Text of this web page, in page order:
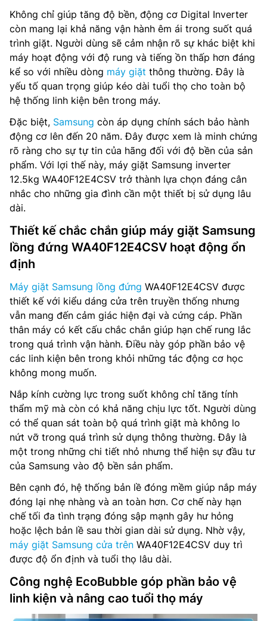
Không chỉ giúp tăng độ bền, động cơ Digital Inverter
còn mang lại khả năng vận hành êm ái trong suốt quá
trình giặt. Người dùng sẽ cảm nhận rõ sự khác biệt khi
máy hoạt động với độ rung và tiếng ồn thấp hơn đáng
kể so với nhiều dòng máy giặt thông thường. Đây là
yếu tố quan trọng giúp kéo dài tuổi thọ cho toàn bộ
hệ thống linh kiện bên trong máy.
Đặc biệt, Samsung còn áp dụng chính sách bảo hành
động cơ lên đến 20 năm. Đây được xem là minh chứng
rõ ràng cho sự tự tin của hãng đối với độ bền của sản
phẩm. Với lợi thế này, máy giặt Samsung inverter
12.5kg WA40F12E4CSV trở thành lựa chọn đáng cân
nhắc cho những gia đình cần một thiết bị sử dụng lâu
dài.
Thiết kế chắc chắn giúp máy giặt Samsung
lồng đứng WA40F12E4CSV hoạt động ổn
định
Máy giặt Samsung lồng đứng WA40F12E4CSV được
thiết kế với kiểu dáng cửa trên truyền thống nhưng
vẫn mang đến cảm giác hiện đại và cứng cáp. Phần
thân máy có kết cấu chắc chắn giúp hạn chế rung lắc
trong quá trình vận hành. Điều này góp phần bảo vệ
các linh kiện bên trong khỏi những tác động cơ học
không mong muốn.
Nắp kính cường lực trong suốt không chỉ tăng tính
thẩm mỹ mà còn có khả năng chịu lực tốt. Người dùng
có thể quan sát toàn bộ quá trình giặt mà không lo
nứt vỡ trong quá trình sử dụng thông thường. Đây là
một trong những chi tiết nhỏ nhưng thể hiện sự đầu tư
của Samsung vào độ bền sản phẩm.
Bên cạnh đó, hệ thống bản lề đóng mềm giúp nắp máy
đóng lại nhẹ nhàng và an toàn hơn. Cơ chế này hạn
chế tối đa tình trạng đóng sập mạnh gây hư hỏng
hoặc lệch bản lề sau thời gian dài sử dụng. Nhờ vậy,
máy giặt Samsung cửa trên WA40F12E4CSV duy trì
được độ ổn định và tuổi thọ lâu dài.
Công nghệ EcoBubble góp phần bảo vệ
linh kiện và nâng cao tuổi thọ máy